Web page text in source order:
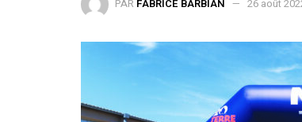
PAR FABRICE BARBIAN 26 août